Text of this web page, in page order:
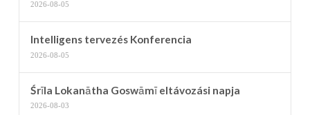
2026-08-05
Intelligens tervezés Konferencia
2026-08-05
Śrīla Lokanātha Goswāmī eltávozási napja
2026-08-03